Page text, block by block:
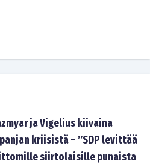
ja Vigelius kiivaina
kriisistä – ”SDP levittää
siirtolaisille punaista